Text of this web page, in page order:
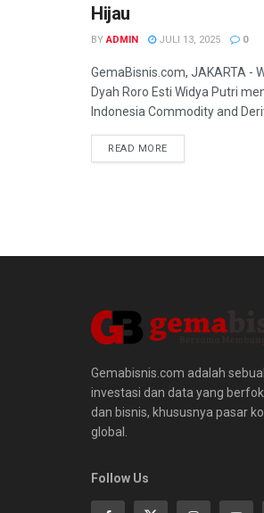
Hijau
BY ADMIN JULI 13, 2025 0
GemaBisnis.com, JAKARTA -
Dyah Roro Esti Widya Putri
Indonesia Commodity and
READ MORE
Gemabisnis.com adalah
investasi dan data yang
dan bisnis, khususnya pasar
global.
Follow Us